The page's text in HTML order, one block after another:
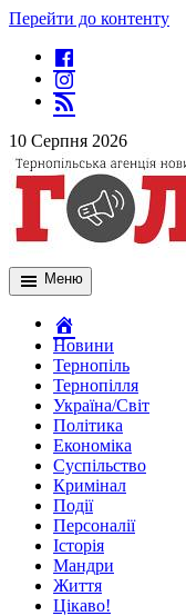
Перейти до контенту
10 Серпня 2026
Меню
Новини
Тернопіль
Тернопілля
Україна/Світ
Політика
Економіка
Суспільство
Кримінал
Події
Персоналії
Історія
Мандри
Життя
Цікаво!